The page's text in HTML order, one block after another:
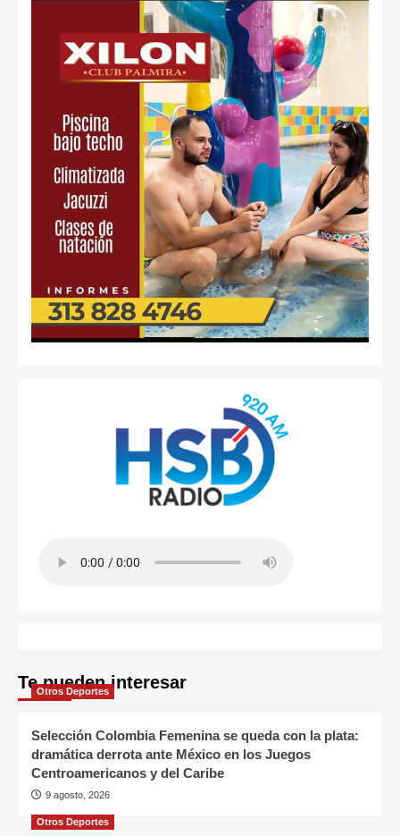
Te pueden interesar
Otros Deportes
Selección Colombia Femenina se queda con la plata:
dramática derrota ante México en los Juegos
Centroamericanos y del Caribe
9 agosto, 2026
Otros Deportes